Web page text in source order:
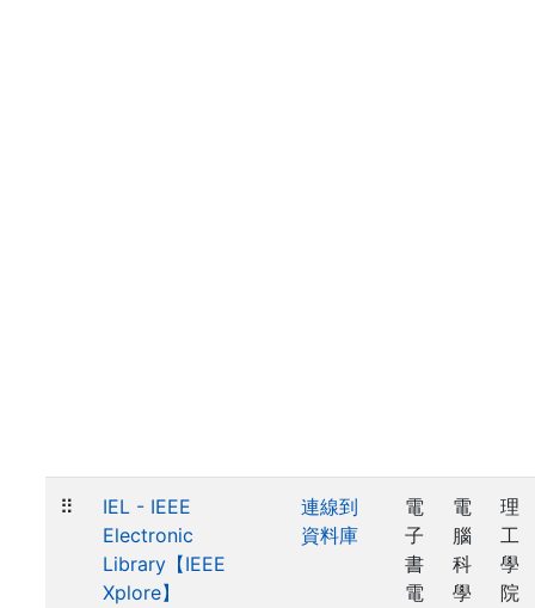
⠿
IEL - IEEE
Electronic
Library【IEEE
Xplore】
連線到
資料庫
電
子
書
電
電
腦
科
學
理
工
學
院